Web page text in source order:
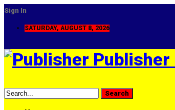
Sign In
SATURDAY, AUGUST 8, 2026
Publisher